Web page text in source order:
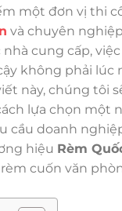
một đơn vị thi
và chuyên
nhà cung cấp,
không phải lúc
này, chúng tôi
lựa chọn một
cầu doanh
hiệu Rèm
cuốn văn